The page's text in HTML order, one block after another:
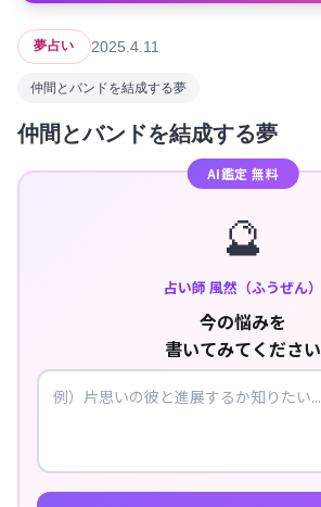
夢占い 2025.4.11
仲間とバンドを結成する夢
仲間とバンドを結成する夢
AI鑑定 無料
🔮
占い師 風然（ふうぜん）
今の悩みを
書いてみてください